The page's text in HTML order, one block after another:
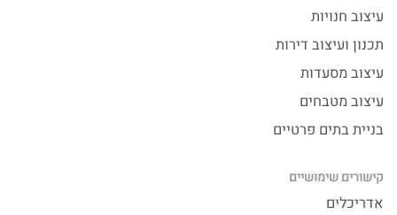
עיצוב חנויות
תכנון ועיצוב דירות
עיצוב מסעדות
עיצוב מטבחים
בניית בתים פרטיים
קישורים שימושיים
אדריכלים